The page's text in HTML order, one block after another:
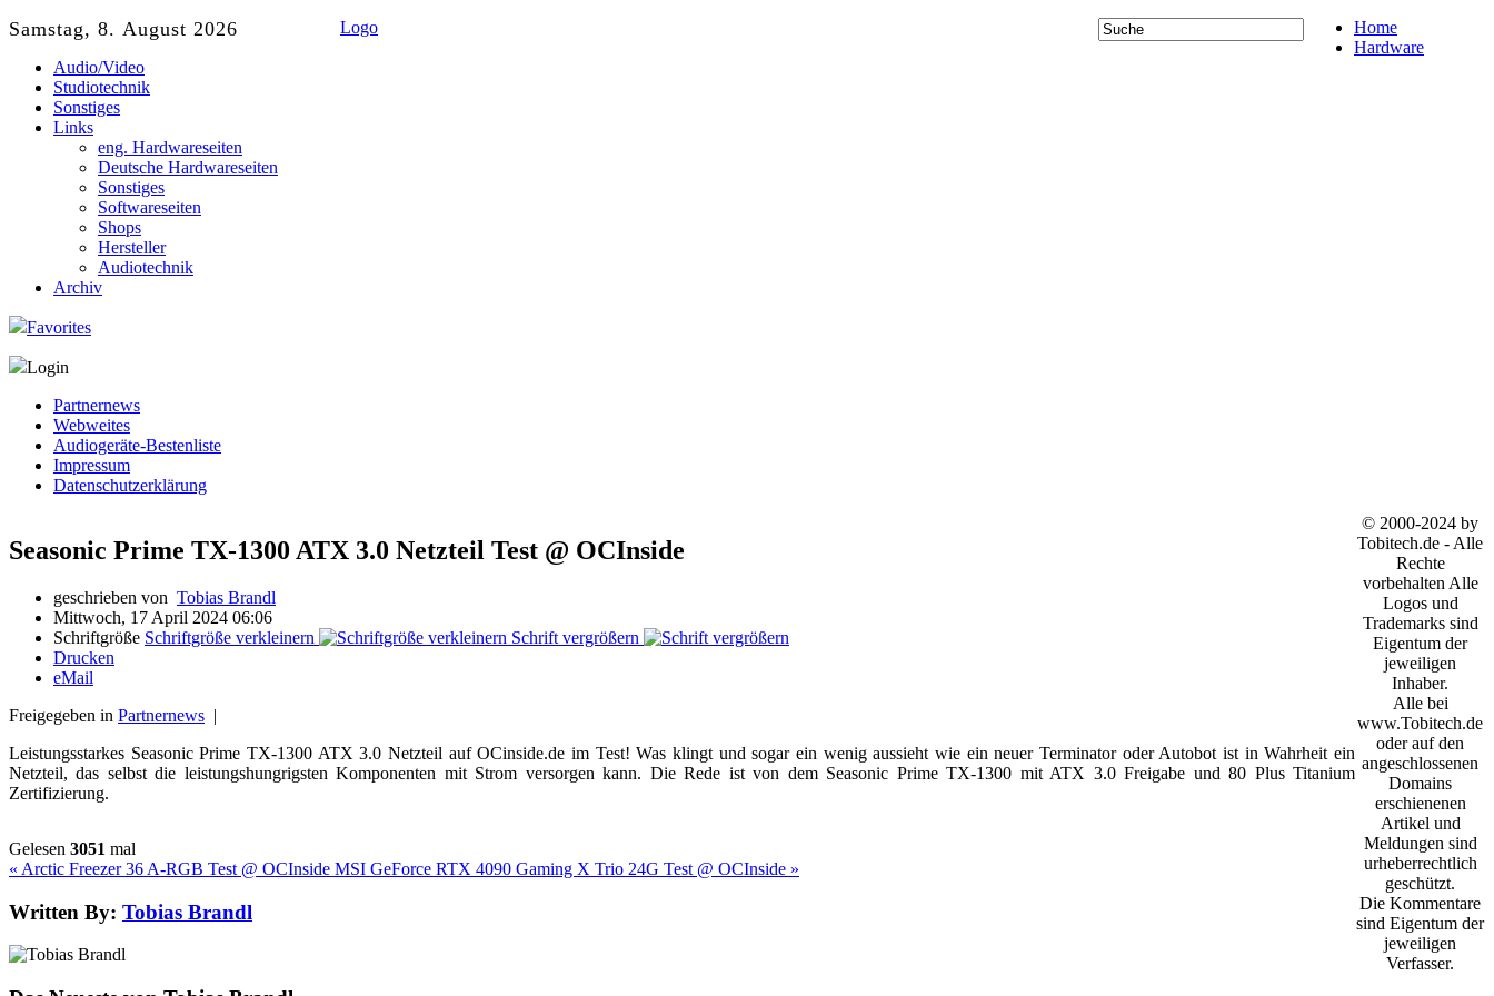
Samstag, 8. August 2026 Logo
Home
Hardware
Audio/Video
Studiotechnik
Sonstiges
Links
eng. Hardwareseiten
Deutsche Hardwareseiten
Sonstiges
Softwareseiten
Shops
Hersteller
Audiotechnik
Archiv
Favorites
Login
Partnernews
Webweites
Audiogeräte-Bestenliste
Impressum
Datenschutzerklärung
Seasonic Prime TX-1300 ATX 3.0 Netzteil Test @ OCInside
geschrieben von Tobias Brandl
Mittwoch, 17 April 2024 06:06
Schriftgröße Schriftgröße verkleinern
Schrift vergrößern
Drucken
eMail
Freigegeben in Partnernews |
Leistungsstarkes Seasonic Prime TX-1300 ATX 3.0 Netzteil auf OCinside.de im Test! Was klingt und sogar ein wenig aussieht wie ein neuer Terminator oder Autobot ist in Wahrheit ein
Netzteil, das selbst die leistungshungrigsten Komponenten mit Strom versorgen kann. Die Rede ist von dem Seasonic Prime TX-1300 mit ATX 3.0 Freigabe und 80 Plus Titanium
Zertifizierung.
Gelesen 3051 mal
« Arctic Freezer 36 A-RGB Test @ OCInside MSI GeForce RTX 4090 Gaming X Trio 24G Test @ OCInside »
Written By: Tobias Brandl
© 2000-2024 by
Tobitech.de - Alle
Rechte
vorbehalten Alle
Logos und
Trademarks sind
Eigentum der
jeweiligen
Inhaber.
Alle bei
www.Tobitech.de
oder auf den
angeschlossenen
Domains
erschienenen
Artikel und
Meldungen sind
urheberrechtlich
geschützt.
Die Kommentare
sind Eigentum der
jeweiligen
Verfasser.